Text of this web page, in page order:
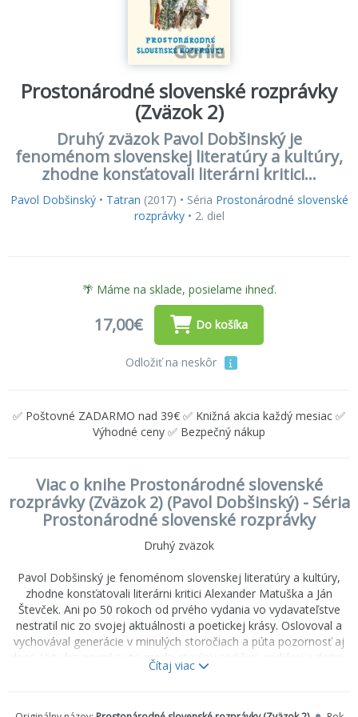
Prostonárodné slovenské rozprávky
(Zväzok 2)
Druhý zväzok Pavol Dobšinský je
fenoménom slovenskej literatúry a kultúry,
zhodne konsťatovali literárni kritici...
Pavol Dobšinský• Tatran (2017) • Séria Prostonárodné slovenské
rozprávky• 2. diel
🌴 Máme na sklade, posielame ihneď.
17,00€ Do košíka
Odložiť na neskôr
✅ Poštovné ZADARMO nad 39€ ✅ Knižná akcia každý mesiac ✅
Výhodné ceny ✅ Bezpečný nákup
Viac o knihe Prostonárodné slovenské
rozprávky (Zväzok 2) (Pavol Dobšinský) - Séria
Prostonárodné slovenské rozprávky
Druhý zväzok
Pavol Dobšinský je fenoménom slovenskej literatúry a kultúry,
zhodne konsťatovali literárni kritici Alexander Matuška a Ján
Števček. Ani po 50 rokoch od prvého vydania vo vydavateľstve
nestratil nic zo svojej aktuálnosti a poetickej krásy. Oslovoval a
vychovával generácie v minulých storočiach a púta pozornosť aj
dnes. Vytvára pevné puto medzi starými rodičmi, rodičmi a deťmi,
provokuje k rozhovorom a vštepuje čitateľom morálne zásady zo
Čítaj viac